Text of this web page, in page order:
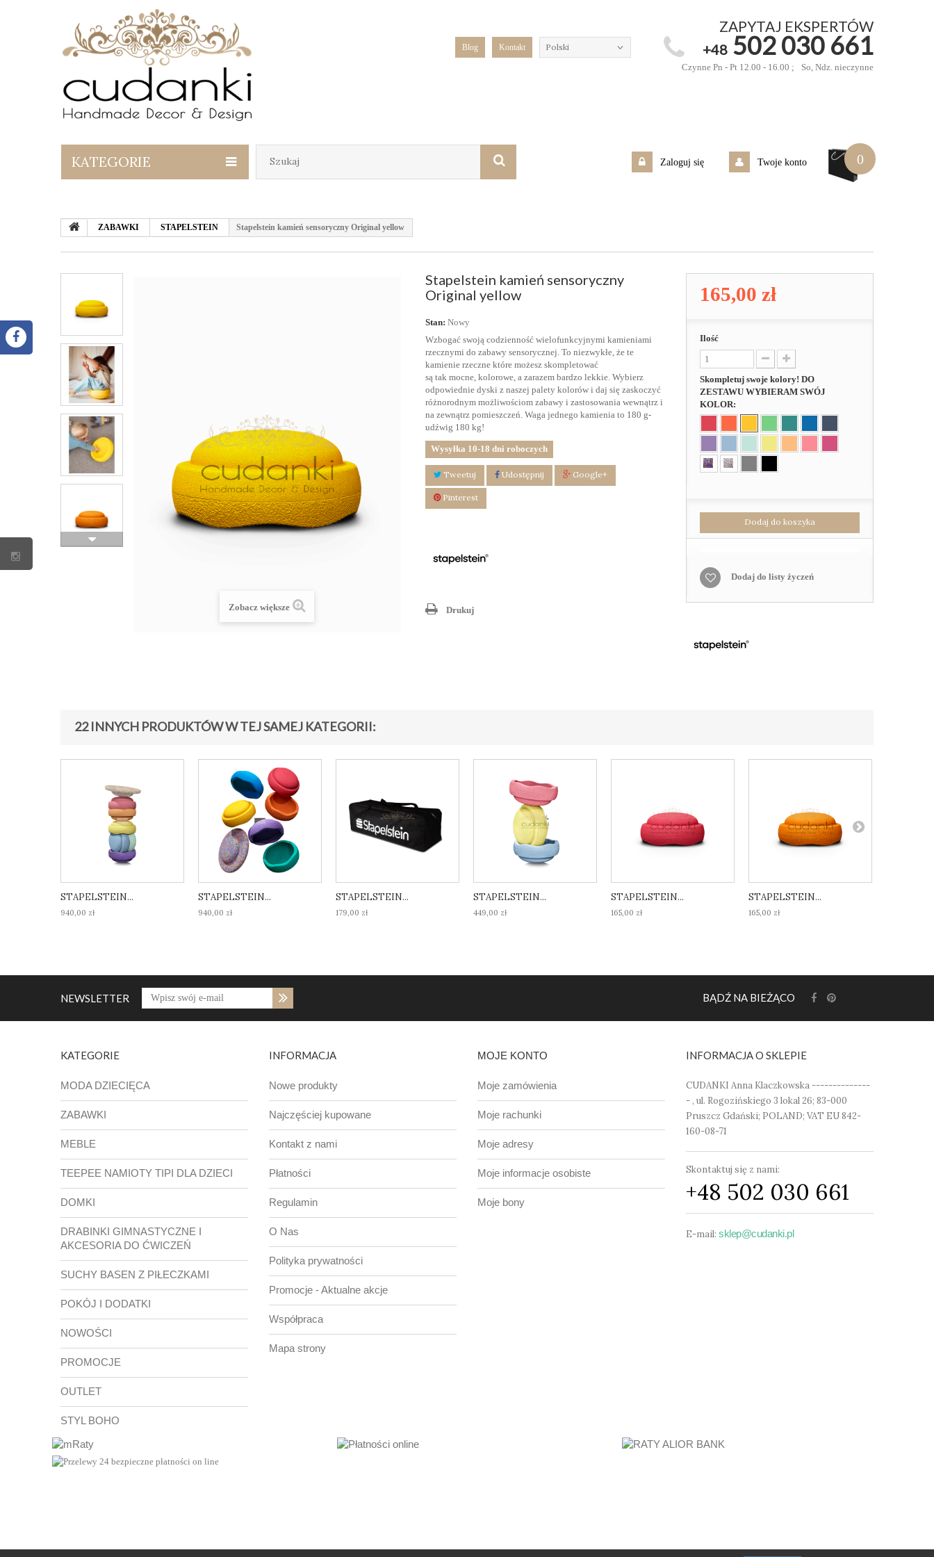
ZAPYTAJ EKSPERTÓW
+48 502 030 661
Czynne Pn - Pt 12.00 - 16.00 ; So, Ndz. nieczynne
Polski
Blog Kontakt
KATEGORIE 0
Zaloguj się Twoje konto
ZABAWKI STAPELSTEIN Stapelstein kamień sensoryczny Original yellow
Zobacz większe
Stapelstein kamień sensoryczny
Original yellow
Stan: Nowy
Wzbogać swoją codzienność wielofunkcyjnymi kamieniami
rzecznymi do zabawy sensorycznej. To niezwykłe, że te
kamienie rzeczne które możesz skompletować
są tak mocne, kolorowe, a zarazem bardzo lekkie. Wybierz
odpowiednie dyski z naszej palety kolorów i daj się zaskoczyć
różnorodnym możliwościom zabawy i zastosowania wewnątrz i
na zewnątrz pomieszczeń. Waga jednego kamienia to 180 g-
udźwig 180 kg!
Wysyłka 10-18 dni roboczych
Tweetuj Udostępnij Google+
Pinterest
Drukuj
165,00 zł
Ilość
Skompletuj swoje kolory! DO
ZESTAWU WYBIERAM SWÓJ
KOLOR:
Dodaj do koszyka
Dodaj do listy życzeń
22 INNYCH PRODUKTÓW W TEJ SAMEJ KATEGORII:
STAPELSTEIN...
940,00 zł
STAPELSTEIN...
940,00 zł
STAPELSTEIN...
179,00 zł
STAPELSTEIN...
449,00 zł
STAPELSTEIN...
165,00 zł
STAPELSTEIN...
165,00 zł
NEWSLETTER BĄDŹ NA BIEŻĄCO
KATEGORIE
MODA DZIECIĘCA
ZABAWKI
MEBLE
TEEPEE NAMIOTY TIPI DLA DZIECI
DOMKI
DRABINKI GIMNASTYCZNE I
AKCESORIA DO ĆWICZEŃ
SUCHY BASEN Z PIŁECZKAMI
POKÓJ I DODATKI
NOWOŚCI
PROMOCJE
OUTLET
STYL BOHO
INFORMACJA
Nowe produkty
Najczęściej kupowane
Kontakt z nami
Płatności
Regulamin
O Nas
Polityka prywatności
Promocje - Aktualne akcje
Współpraca
Mapa strony
MOJE KONTO
Moje zamówienia
Moje rachunki
Moje adresy
Moje informacje osobiste
Moje bony
INFORMACJA O SKLEPIE
CUDANKI Anna Klaczkowska --------------
- , ul. Rogozińskiego 3 lokal 26; 83-000
Pruszcz Gdański; POLAND; VAT EU 842-
160-08-71
Skontaktuj się z nami:
+48 502 030 661
E-mail: sklep@cudanki.pl